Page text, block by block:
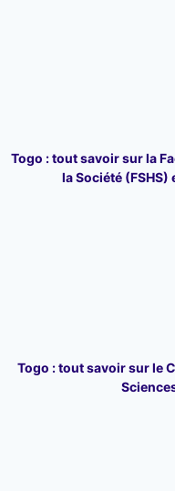
Togo : tout savoir sur la
la Société
Togo : tout savoir sur le